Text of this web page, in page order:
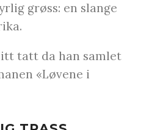
grøss: en slange
tatt da han samlet
«Løvene i